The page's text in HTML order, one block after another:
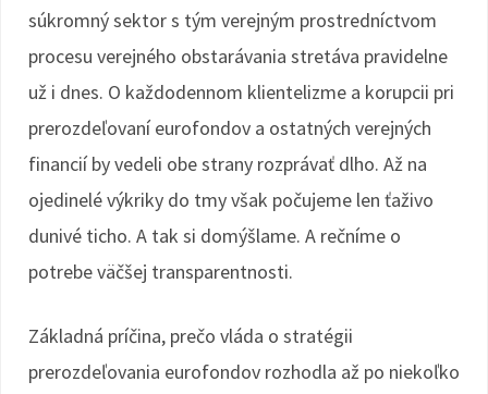
súkromný sektor s tým verejným prostredníctvom
procesu verejného obstarávania stretáva pravidelne
už i dnes. O každodennom klientelizme a korupcii pri
prerozdeľovaní eurofondov a ostatných verejných
financií by vedeli obe strany rozprávať dlho. Až na
ojedinelé výkriky do tmy však počujeme len ťaživo
dunivé ticho. A tak si domýšlame. A rečníme o
potrebe väčšej transparentnosti.
Základná príčina, prečo vláda o stratégii
prerozdeľovania eurofondov rozhodla až po niekoľko